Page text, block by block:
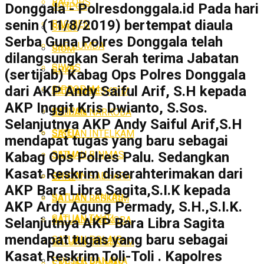
SITIPOL
SIKEU
SIUM
SPKT
SATUAN RESKRIM
SATUAN NARKOBA
SATUAN INTELKAM
SATUAN BINMAS
SATUAN SABHARA
SATUAN LANTAS
SATUAN TAHTI
SATUAN POLAIR
POLSEK BANAWA
BAG REN
BAG SUMDA
SIWAS
SIPROPAM
SITIPOL
SIKEU
SIUM
SPKT
SATUAN RESKRIM
SATUAN NARKOBA
SATUAN INTELKAM
Donggala - Polresdonggala.id Pada hari
senin (11/8/2019) bertempat diaula
Serba Guna Polres Donggala telah
dilangsungkan Serah terima Jabatan
(sertijab) Kabag Ops Polres Donggala
dari AKP Andy Saiful Arif, S.H kepada
AKP Inggit Kris Dwianto, S.Sos.
Selanjutnya AKP Andy Saiful Arif,S.H
mendapat tugas yang baru sebagai
Kabag Ops Polres Palu. Sedangkan
Kasat Reskrim diserahterimakan dari
AKP Bara Libra Sagita,S.I.K kepada
AKP Ardy Agung Permady, S.H.,S.I.K.
Selanjutnya AKP Bara Libra Sagita
mendapat tugas yang baru sebagai
Kasat Reskrim Toli-Toli . Kapolres